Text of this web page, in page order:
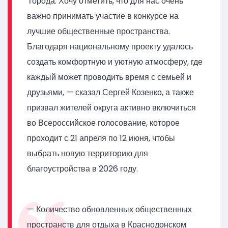
важно принимать участие в конкурсе на
лучшие общественные пространства.
Благодаря национальному проекту удалось
создать комфортную и уютную атмосферу, где
каждый может проводить время с семьей и
друзьями, — сказал Сергей Козенко, а также
призвал жителей округа активно включиться
во Всероссийское голосование, которое
проходит с 21 апреля по 12 июня, чтобы
выбрать новую территорию для
благоустройства в 2026 году.
— Количество обновленных общественных
пространств для отдыха в Краснодонском